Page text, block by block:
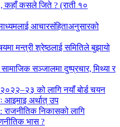
कहाँ कसले जिते ? (राती १०
आचारसंहिताअनुसारको
मन्त्री श्रेष्ठलाई समितिले बुझायो
सञ्जालमा दुष्प्रचार, मिथ्या र
२०२२–२३ को लागि नयाँ बोर्ड चयन
आइमाइ अर्थात् उप
राजनीतिक निकासको लागि
भास ?